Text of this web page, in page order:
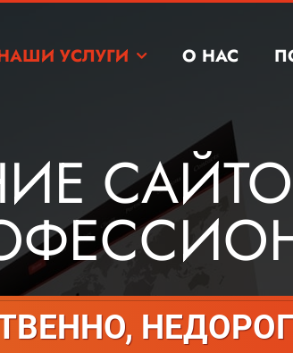
УСЛУГИ О НАС